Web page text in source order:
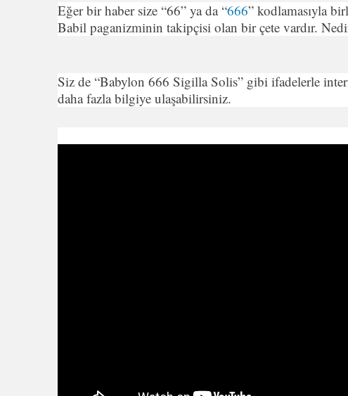
Eğer bir haber size “66” ya da “666” kodlamasıyla
Babil paganizminin takipçisi olan bir çete vardır.
Siz de “Babylon 666 Sigilla Solis” gibi ifadelerle
daha fazla bilgiye ulaşabilirsiniz.